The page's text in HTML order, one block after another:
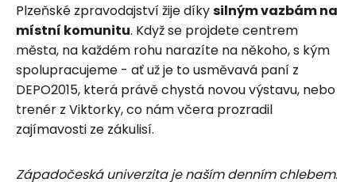
Plzeňské zpravodajství žije díkysilným vazbám na
místní komunitu. Když se projdete centrem
města, na každém rohu narazíte na někoho, s kým
spolupracujeme - ať už je to usměvavá paní z
DEPO2015, která právě chystá novou výstavu, nebo
trenér z Viktorky, co nám včera prozradil
zajímavosti ze zákulisí.
Západočeská univerzita je naším denním chlebem.